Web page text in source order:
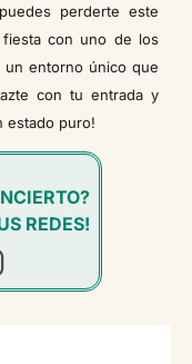
perderte este
con uno de los
un entorno único que
con tu entrada y
estado puro!
REDES!